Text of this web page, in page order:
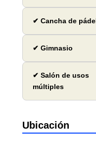
✔ Cancha de
✔ Gimnasio
✔ Salón de usos
múltiples
Ubicación